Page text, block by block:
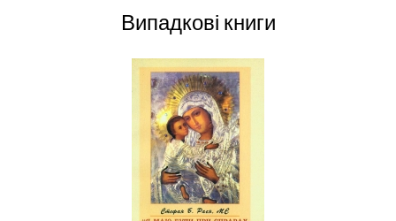
Випадкові книги